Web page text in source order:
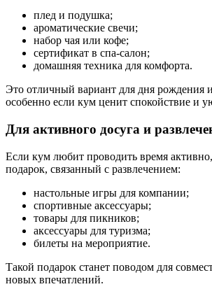
плед и подушка;
ароматические свечи;
набор чая или кофе;
сертификат в спа-салон;
домашняя техника для комфорта.
Это отличный вариант для дня рождения
особенно если кум ценит спокойствие и
Для активного досуга и
Если кум любит проводить время
подарок, связанный с развлечением:
настольные игры для компании;
спортивные аксессуары;
товары для пикников;
аксессуары для туризма;
билеты на мероприятие.
Такой подарок станет поводом для
новых впечатлений.